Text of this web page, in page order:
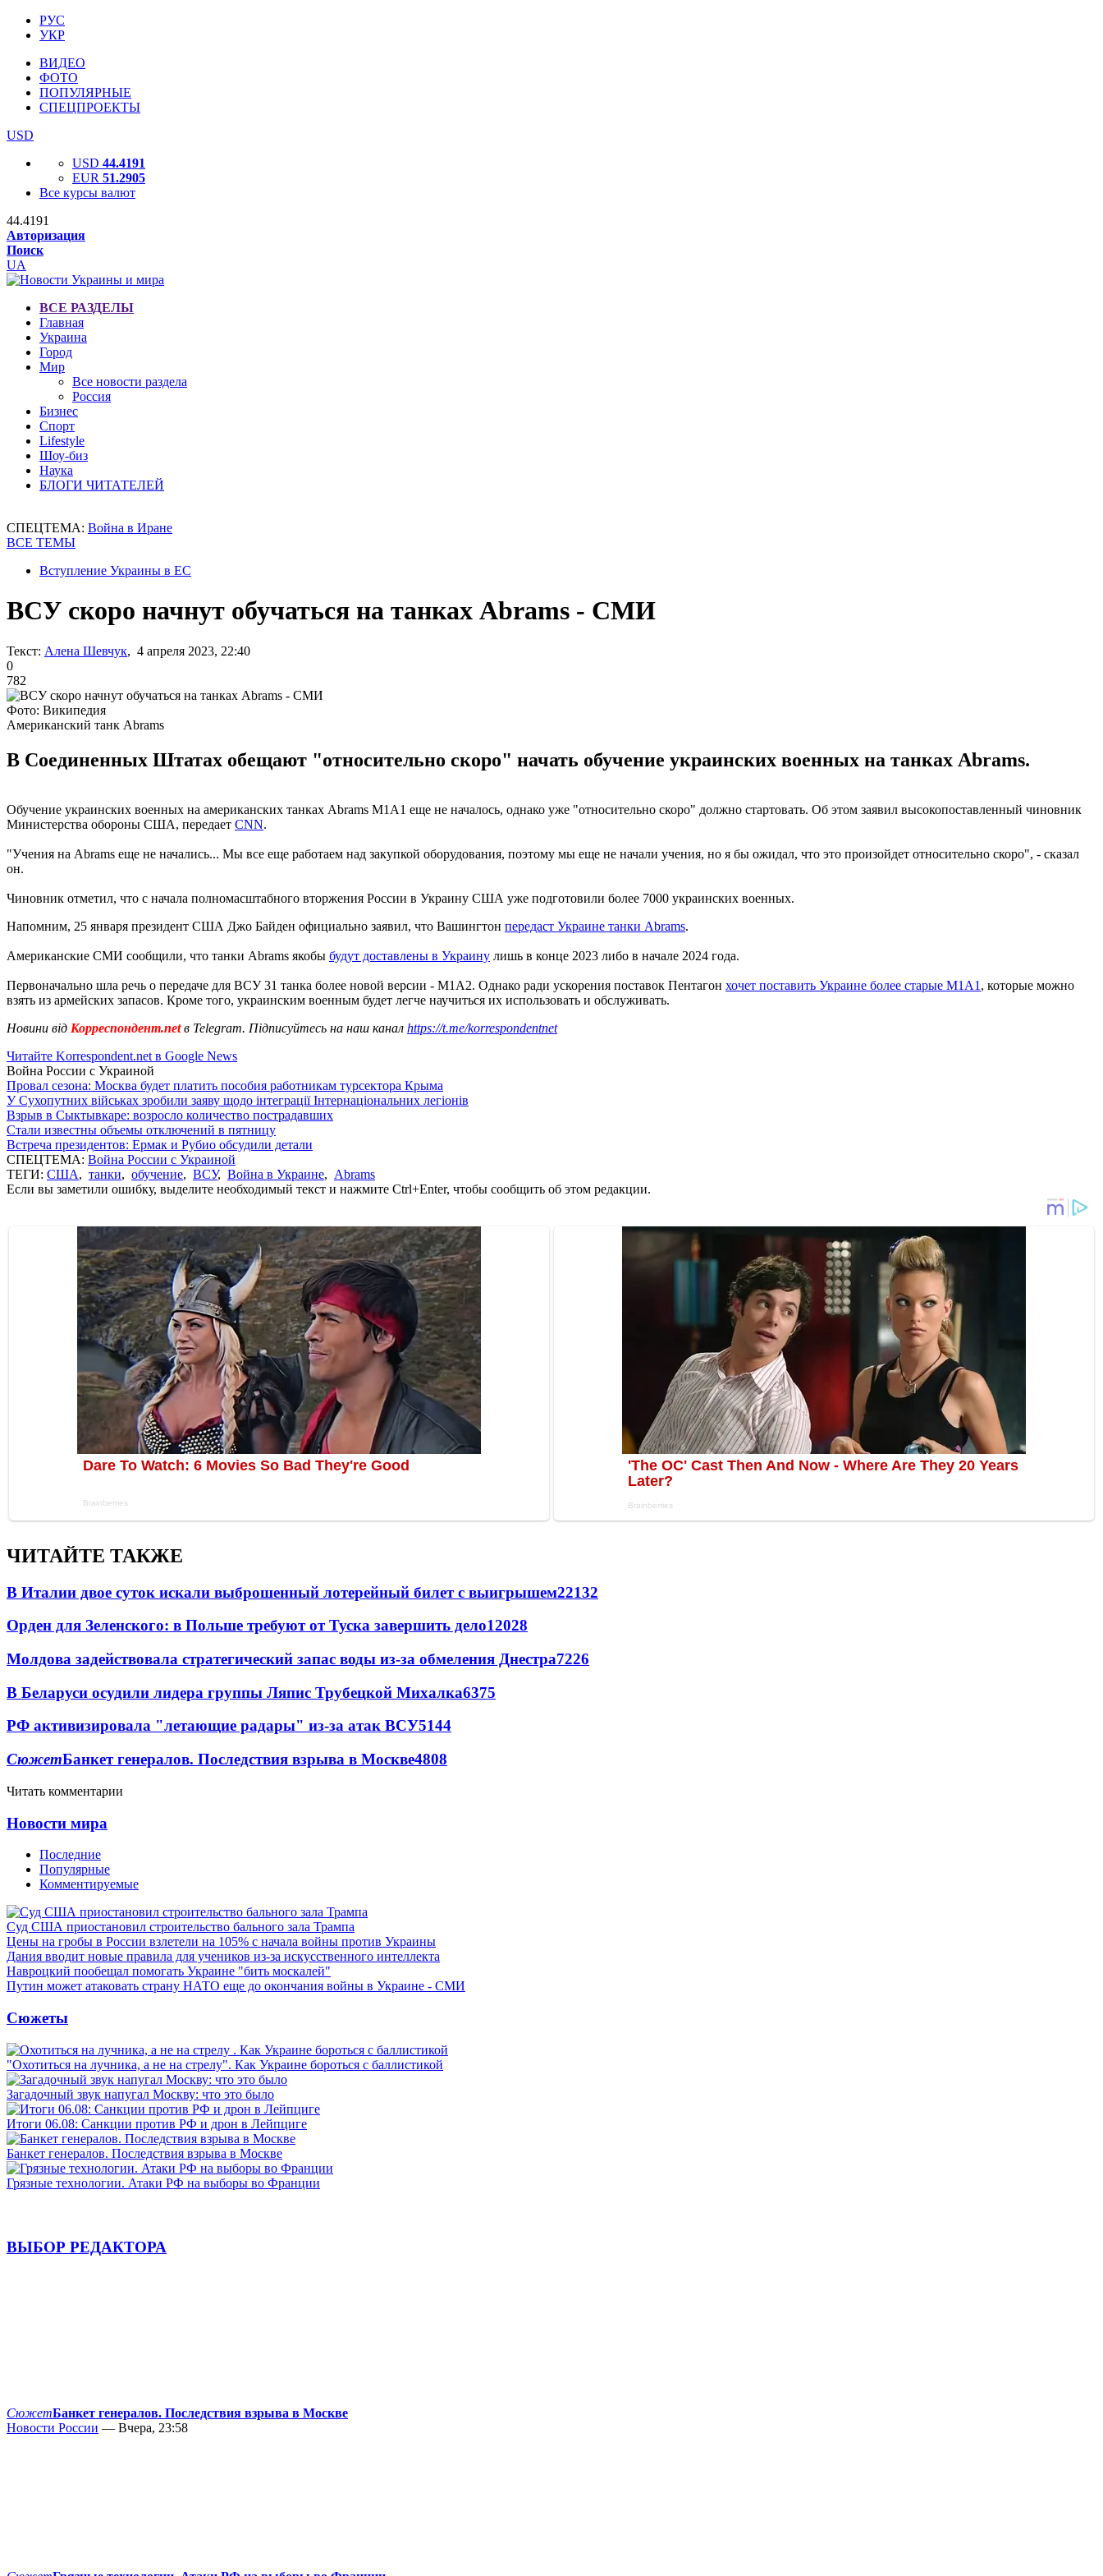
РУС
УКР
ВИДЕО
ФОТО
ПОПУЛЯРНЫЕ
СПЕЦПРОЕКТЫ
USD
USD 44.4191
EUR 51.2905
Все курсы валют
44.4191
Авторизация
Поиск
UA
ВСЕ РАЗДЕЛЫ
Главная
Украина
Город
Мир
Все новости раздела
Россия
Бизнес
Спорт
Lifestyle
Шоу-биз
Наука
БЛОГИ ЧИТАТЕЛЕЙ
СПЕЦТЕМА: Война в Иране
ВСЕ ТЕМЫ
Вступление Украины в ЕС
ВСУ скоро начнут обучаться на танках Abrams - СМИ
Текст: Алена Шевчук, 4 апреля 2023, 22:40
0
782
Фото: Википедия
Американский танк Abrams
В Соединенных Штатах обещают "относительно скоро" начать обучение украинских военных на танках Abrams.
Обучение украинских военных на американских танках Abrams M1A1 еще не началось, однако уже "относительно скоро" должно стартовать. Об этом заявил высокопоставленный чиновник
Министерства обороны США, передает CNN.
"Учения на Abrams еще не начались... Мы все еще работаем над закупкой оборудования, поэтому мы еще не начали учения, но я бы ожидал, что это произойдет относительно скоро", - сказал
он.
Чиновник отметил, что с начала полномасштабного вторжения России в Украину США уже подготовили более 7000 украинских военных.
Напомним, 25 января президент США Джо Байден официально заявил, что Вашингтон передаст Украине танки Abrams.
Американские СМИ сообщили, что танки Abrams якобы будут доставлены в Украину лишь в конце 2023 либо в начале 2024 года.
Первоначально шла речь о передаче для ВСУ 31 танка более новой версии - M1A2. Однако ради ускорения поставок Пентагон хочет поставить Украине более старые M1A1 , которые можно
взять из армейских запасов. Кроме того, украинским военным будет легче научиться их использовать и обслуживать.
Новини від Корреспондент.netв Telegram. Підписуйтесь на наш канал https://t.me/korrespondentnet
Читайте Korrespondent.net в Google News
Война России с Украиной
Провал сезона: Москва будет платить пособия работникам турсектора Крыма
У Сухопутних військах зробили заяву щодо інтеграції Інтернаціональних легіонів
Взрыв в Сыктывкаре: возросло количество пострадавших
Стали известны объемы отключений в пятницу
Встреча президентов: Ермак и Рубио обсудили детали
СПЕЦТЕМА: Война России с Украиной
ТЕГИ: США, танки, обучение, ВСУ, Война в Украине, Abrams
Если вы заметили ошибку, выделите необходимый текст и нажмите Ctrl+Enter, чтобы сообщить об этом редакции.
ЧИТАЙТЕ ТАКЖЕ
В Италии двое суток искали выброшенный лотерейный билет с выигрышем22132
Орден для Зеленского: в Польше требуют от Туска завершить дело12028
Молдова задействовала стратегический запас воды из-за обмеления Днестра7226
В Беларуси осудили лидера группы Ляпис Трубецкой Михалка6375
РФ активизировала "летающие радары" из-за атак ВСУ5144
СюжетБанкет генералов. Последствия взрыва в Москве4808
Читать комментарии
Новости мира
Последние
Популярные
Комментируемые
Суд США приостановил строительство бального зала Трампа
Цены на гробы в России взлетели на 105% с начала войны против Украины
Дания вводит новые правила для учеников из-за искусственного интеллекта
Навроцкий пообещал помогать Украине "бить москалей"
Путин может атаковать страну НАТО еще до окончания войны в Украине - СМИ
Сюжеты
"Охотиться на лучника, а не на стрелу". Как Украине бороться с баллистикой
Загадочный звук напугал Москву: что это было
Итоги 06.08: Санкции против РФ и дрон в Лейпциге
Банкет генералов. Последствия взрыва в Москве
Грязные технологии. Атаки РФ на выборы во Франции
ВЫБОР РЕДАКТОРА
СюжетБанкет генералов. Последствия взрыва в Москве
Новости России — Вчера, 23:58